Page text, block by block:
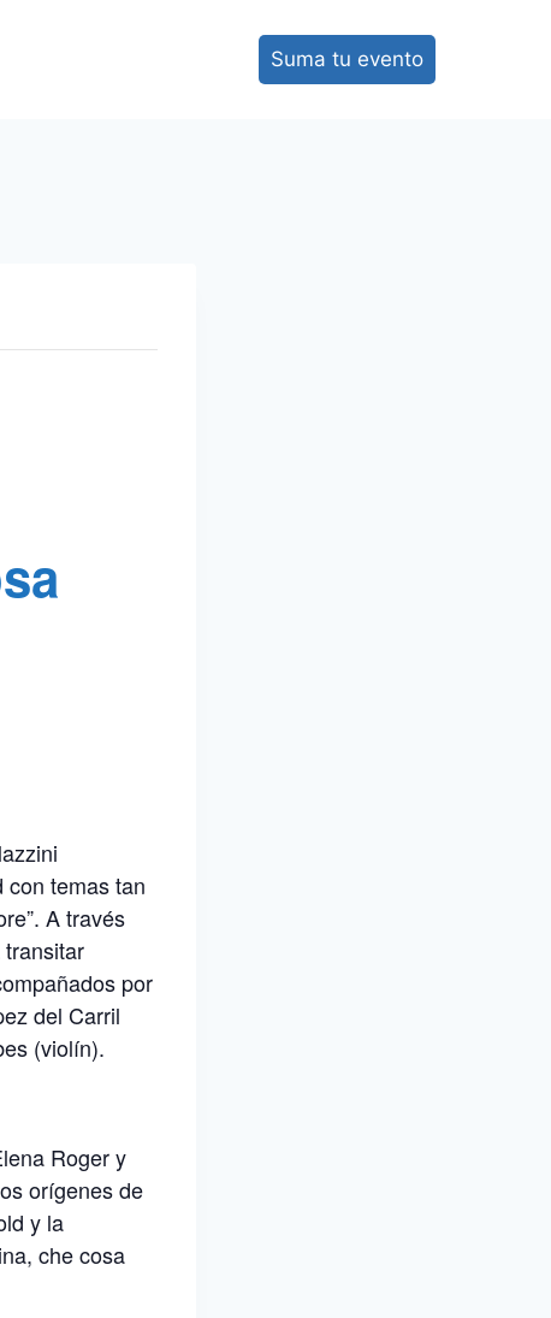
Suma tu evento
con temas tan
A través
por
del Carril
(violín).
Roger y
orígenes de
y la
che cosa